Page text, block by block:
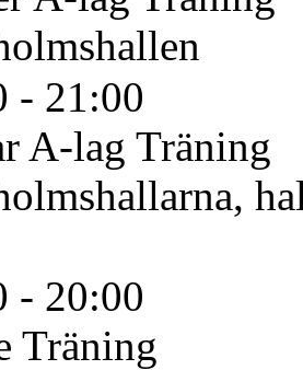
- 21:00
A-lag Träning
- 20:00
Träning